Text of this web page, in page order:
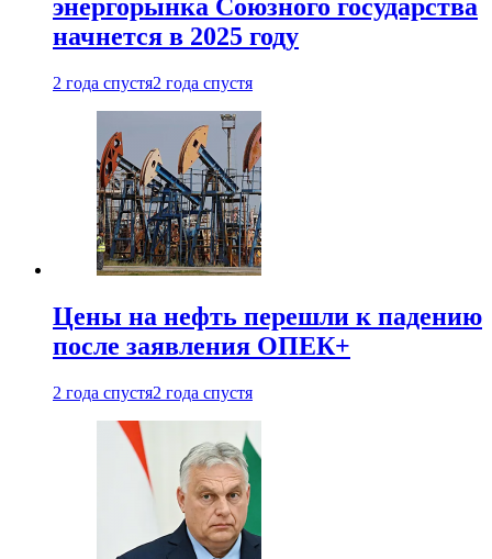
энергорынка Союзного государства
начнется в 2025 году
2 года спустя2 года спустя
Цены на нефть перешли к падению
после заявления ОПЕК+
2 года спустя2 года спустя